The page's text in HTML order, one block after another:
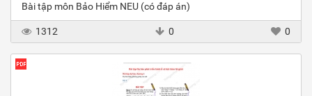
Bài tập môn Bảo Hiểm NEU (có đáp án)
1312 0 0